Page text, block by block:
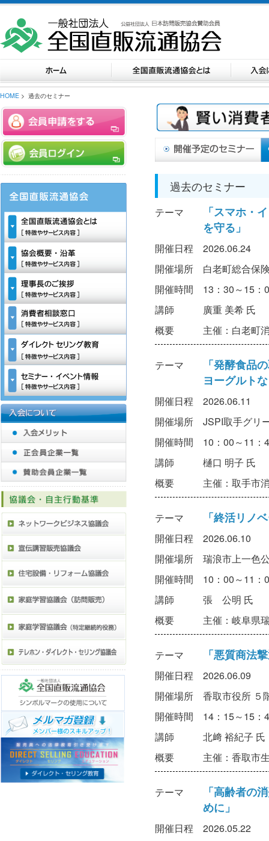
HOME > 過去のセミナー
過去のセミナー
テーマ
「スマホ・
を守る」
開催日程
2026.06.24
開催場所
白老町総合保
開催時間
13：30～15
講師
廣重 美希 氏
概要
主催：白老町
テーマ
「発酵食品
ヨーグルト
開催日程
2026.06.11
開催場所
JSPI取手グリ
開催時間
10：00～11
講師
樋口 明子 氏
概要
主催：取手市
テーマ 「終活リノ
開催日程
2026.06.10
開催場所
瑞浪市上一色
開催時間
10：00～11
講師
張 公明 氏
概要
主催：岐阜県
テーマ 「悪質商法
開催日程
2026.06.09
開催場所
香取市役所 ５
開催時間
14：15～15
講師
北﨑 裕紀子 氏
概要
主催：香取市
テーマ
「高齢者の
めに」
開催日程
2026.05.22